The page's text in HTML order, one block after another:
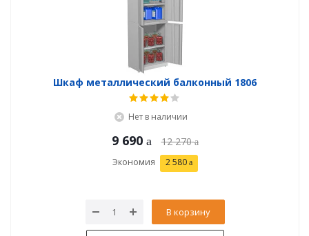
Шкаф металлический балконный 1806
Нет в наличии
9 690 12 270
Экономия 2 580
В корзину